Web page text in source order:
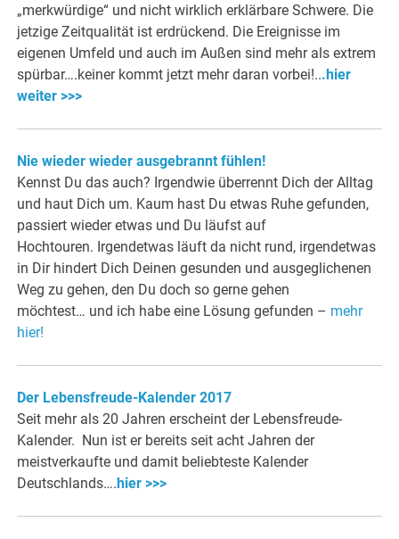
„merkwürdige“ und nicht wirklich erklärbare Schwere. Die
jetzige Zeitqualität ist erdrückend. Die Ereignisse im
eigenen Umfeld und auch im Außen sind mehr als extrem
spürbar….keiner kommt jetzt mehr daran vorbei!...hier
weiter >>>
Nie wieder wieder ausgebrannt fühlen!
Kennst Du das auch? Irgendwie überrennt Dich der Alltag
und haut Dich um. Kaum hast Du etwas Ruhe gefunden,
passiert wieder etwas und Du läufst auf
Hochtouren. Irgendetwas läuft da nicht rund, irgendetwas
in Dir hindert Dich Deinen gesunden und ausgeglichenen
Weg zu gehen, den Du doch so gerne gehen
möchtest… und ich habe eine Lösung gefunden – mehr
hier!
Der Lebensfreude-Kalender 2017
Seit mehr als 20 Jahren erscheint der Lebensfreude-
Kalender. Nun ist er bereits seit acht Jahren der
meistverkaufte und damit beliebteste Kalender
Deutschlands…. hier >>>